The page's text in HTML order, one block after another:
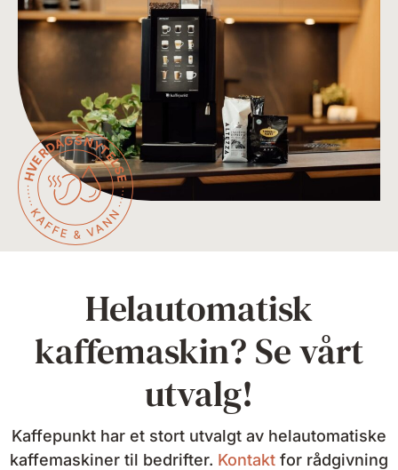
Helautomatisk
kaffemaskin? Se vårt
utvalg!
Kaffepunkt har et stort utvalgt av helautomatiske
kaffemaskiner til bedrifter. Kontakt for rådgivning